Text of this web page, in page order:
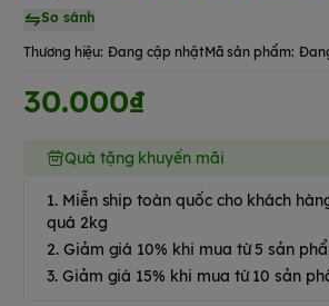
So sánh
Thương hiệu: Đang cập nhậtMã sản phẩm:
30.000₫
Quà tặng khuyến mãi
1. Miễn ship toàn quốc cho khách
quá 2kg
2. Giảm giá 10% khi mua từ 5 sản
3. Giảm giá 15% khi mua từ 10 sản